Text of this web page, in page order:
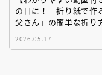
の日に！ 折り紙で作
父さん」の簡単な折り
2026.05.17